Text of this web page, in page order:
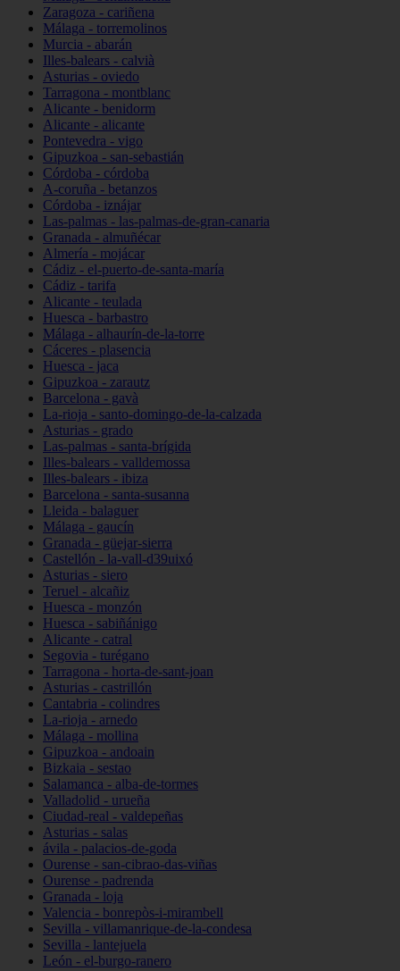
Zaragoza - cariñena
Málaga - torremolinos
Murcia - abarán
Illes-balears - calvià
Asturias - oviedo
Tarragona - montblanc
Alicante - benidorm
Alicante - alicante
Pontevedra - vigo
Gipuzkoa - san-sebastián
Córdoba - córdoba
A-coruña - betanzos
Córdoba - iznájar
Las-palmas - las-palmas-de-gran-canaria
Granada - almuñécar
Almería - mojácar
Cádiz - el-puerto-de-santa-maría
Cádiz - tarifa
Alicante - teulada
Huesca - barbastro
Málaga - alhaurín-de-la-torre
Cáceres - plasencia
Huesca - jaca
Gipuzkoa - zarautz
Barcelona - gavà
La-rioja - santo-domingo-de-la-calzada
Asturias - grado
Las-palmas - santa-brígida
Illes-balears - valldemossa
Illes-balears - ibiza
Barcelona - santa-susanna
Lleida - balaguer
Málaga - gaucín
Granada - güejar-sierra
Castellón - la-vall-d39uixó
Asturias - siero
Teruel - alcañiz
Huesca - monzón
Huesca - sabiñánigo
Alicante - catral
Segovia - turégano
Tarragona - horta-de-sant-joan
Asturias - castrillón
Cantabria - colindres
La-rioja - arnedo
Málaga - mollina
Gipuzkoa - andoain
Bizkaia - sestao
Salamanca - alba-de-tormes
Valladolid - urueña
Ciudad-real - valdepeñas
Asturias - salas
ávila - palacios-de-goda
Ourense - san-cibrao-das-viñas
Ourense - padrenda
Granada - loja
Valencia - bonrepòs-i-mirambell
Sevilla - villamanrique-de-la-condesa
Sevilla - lantejuela
León - el-burgo-ranero